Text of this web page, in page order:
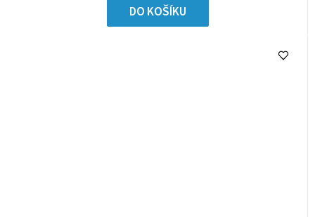
DO KOŠÍKU